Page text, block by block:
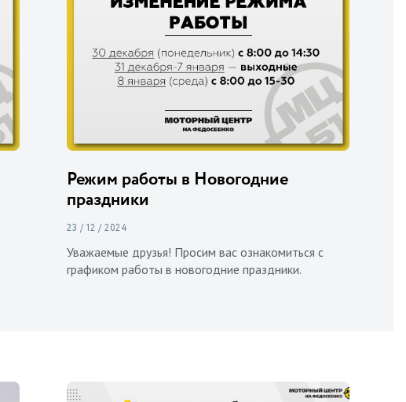
Режим работы в Новогодние
праздники
23 / 12 / 2024
Уважаемые друзья! Просим вас ознакомиться с
графиком работы в новогодние праздники.